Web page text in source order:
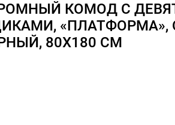
КОМОД С
«ПЛАТФОРМА»,
80Х180 СМ